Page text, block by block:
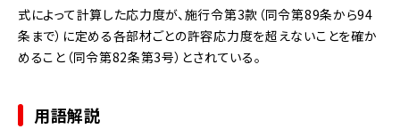
式によって計算した応力度が、施行令第3款（同令第89条から94
条まで）に定める各部材ごとの許容応力度を超えないことを確か
めること（同令第82条第3号）とされている。
用語解説